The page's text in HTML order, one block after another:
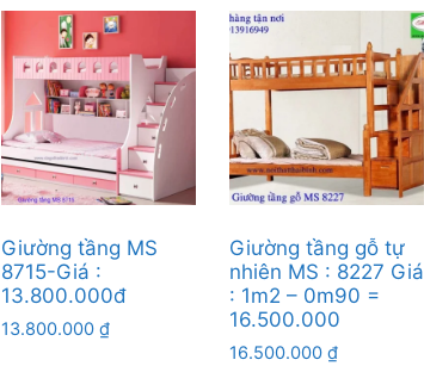
Giường tầng MS
8715-Giá :
13.800.000đ
13.800.000 ₫
Giường tầng gỗ tự
nhiên MS : 8227 Giá
: 1m2 – 0m90 =
16.500.000
16.500.000 ₫